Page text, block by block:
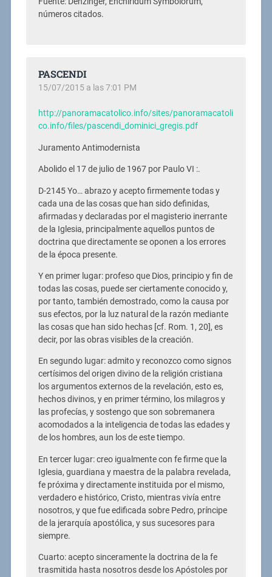
números citados.
PASCENDI
15/07/2015 a las 7:01 PM
http://panoramacatolico.info/sites/panoramacatoli
co.info/files/pascendi_dominici_gregis.pdf
Juramento Antimodernista
Abolido el 17 de julio de 1967 por Paulo VI :.
D-2145 Yo… abrazo y acepto firmemente todas y
cada una de las cosas que han sido definidas,
afirmadas y declaradas por el magisterio inerrante
de la Iglesia, principalmente aquellos puntos de
doctrina que directamente se oponen a los errores
de la época presente.
Y en primer lugar: profeso que Dios, principio y fin de
todas las cosas, puede ser ciertamente conocido y,
por tanto, también demostrado, como la causa por
sus efectos, por la luz natural de la razón mediante
las cosas que han sido hechas [cf. Rom. 1, 20], es
decir, por las obras visibles de la creación.
En segundo lugar: admito y reconozco como signos
certísimos del origen divino de la religión cristiana
los argumentos externos de la revelación, esto es,
hechos divinos, y en primer término, los milagros y
las profecías, y sostengo que son sobremanera
acomodados a la inteligencia de todas las edades y
de los hombres, aun los de este tiempo.
En tercer lugar: creo igualmente con fe firme que la
Iglesia, guardiana y maestra de la palabra revelada,
fe próxima y directamente instituida por el mismo,
verdadero e histórico, Cristo, mientras vivía entre
nosotros, y que fue edificada sobre Pedro, príncipe
de la jerarquía apostólica, y sus sucesores para
siempre.
Cuarto: acepto sinceramente la doctrina de la fe
trasmitida hasta nosotros desde los Apóstoles por